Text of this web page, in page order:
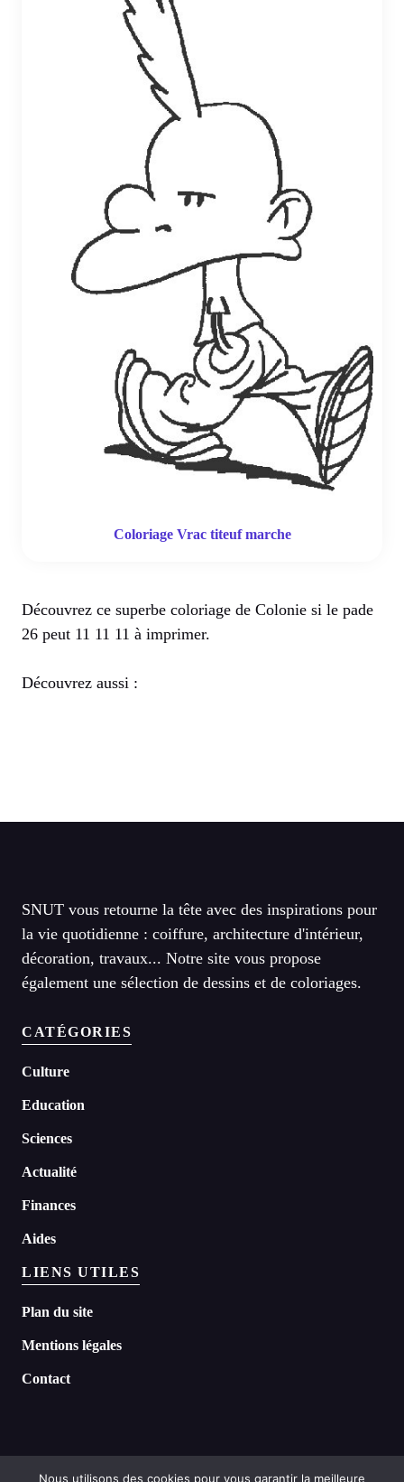
Coloriage Vrac titeuf marche
Découvrez ce superbe coloriage de Colonie si le pade
26 peut 11 11 11 à imprimer.
Découvrez aussi :
SNUT vous retourne la tête avec des inspirations pour
la vie quotidienne : coiffure, architecture d'intérieur,
décoration, travaux... Notre site vous propose
également une sélection de dessins et de coloriages.
CATÉGORIES
Culture
Education
Sciences
Actualité
Finances
Aides
LIENS UTILES
Plan du site
Mentions légales
Contact
Nous utilisons des cookies pour vous garantir la meilleure